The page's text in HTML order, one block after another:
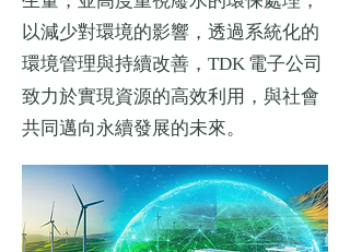
以減少對環境的影響，透過系統化的
環境管理與持續改善， TDK 電子公司
致力於實現資源的高效利用，與社會
共同邁向永續發展的未來。